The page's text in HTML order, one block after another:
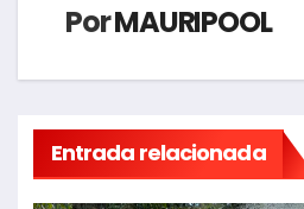
PorMAURIPOOL
Entrada relacionada